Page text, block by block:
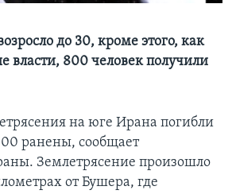
до 30, кроме этого, как
власти, 800 человек получили
на юге Ирана погибли
ранены, сообщает
Землетрясение произошло
от Бушера, где